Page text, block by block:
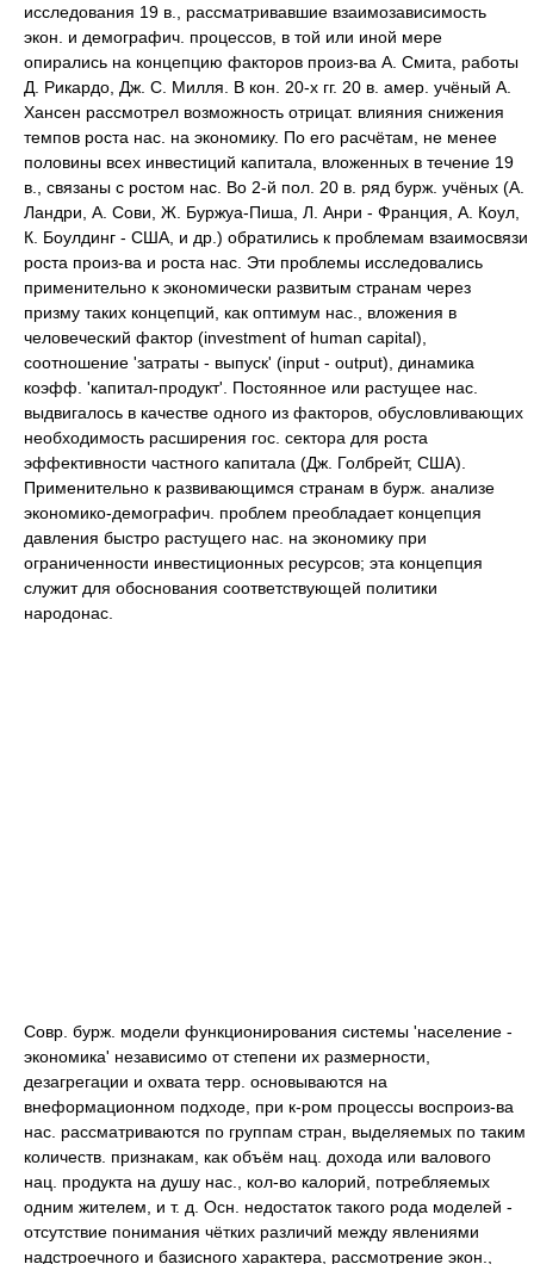
исследования 19 в., рассматривавшие взаимозависимость
экон. и демографич. процессов, в той или иной мере
опирались на концепцию факторов произ-ва А. Смита, работы
Д. Рикардо, Дж. С. Милля. В кон. 20-х гг. 20 в. амер. учёный А.
Хансен рассмотрел возможность отрицат. влияния снижения
темпов роста нас. на экономику. По его расчётам, не менее
половины всех инвестиций капитала, вложенных в течение 19
в., связаны с ростом нас. Во 2-й пол. 20 в. ряд бурж. учёных (А.
Ландри, А. Сови, Ж. Буржуа-Пиша, Л. Анри - Франция, А. Коул,
К. Боулдинг - США, и др.) обратились к проблемам взаимосвязи
роста произ-ва и роста нас. Эти проблемы исследовались
применительно к экономически развитым странам через
призму таких концепций, как оптимум нас., вложения в
человеческий фактор (investment of human capital),
соотношение 'затраты - выпуск' (input - output), динамика
коэфф. 'капитал-продукт'. Постоянное или растущее нас.
выдвигалось в качестве одного из факторов, обусловливающих
необходимость расширения гос. сектора для роста
эффективности частного капитала (Дж. Голбрейт, США).
Применительно к развивающимся странам в бурж. анализе
экономико-демографич. проблем преобладает концепция
давления быстро растущего нас. на экономику при
ограниченности инвестиционных ресурсов; эта концепция
служит для обоснования соответствующей политики
народонас.
Совр. бурж. модели функционирования системы 'население -
экономика' независимо от степени их размерности,
дезагрегации и охвата терр. основываются на
внеформационном подходе, при к-ром процессы воспроиз-ва
нас. рассматриваются по группам стран, выделяемых по таким
количеств. признакам, как объём нац. дохода или валового
нац. продукта на душу нас., кол-во калорий, потребляемых
одним жителем, и т. д. Осн. недостаток такого рода моделей -
отсутствие понимания чётких различий между явлениями
надстроечного и базисного характера, рассмотрение экон.,